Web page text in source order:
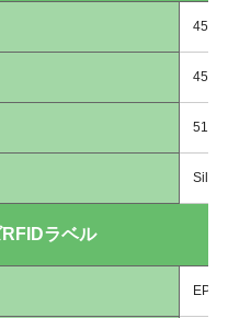
450m
ラベル
EPC